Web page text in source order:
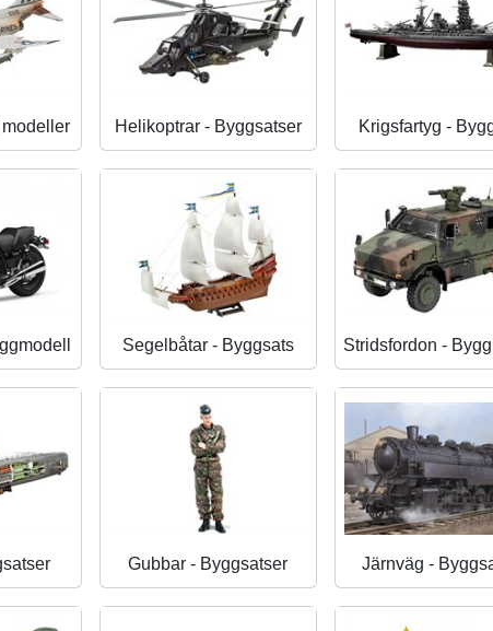
Helikoptrar - Byggsatser Krigsfartyg -
Segelbåtar - Byggsats Stridsfordon -
Gubbar - Byggsatser Järnväg -